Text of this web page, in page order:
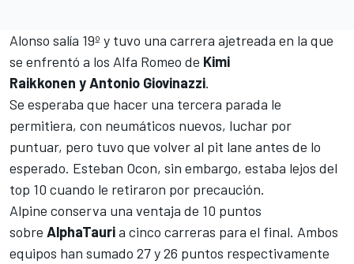
Alonso salía 19º y tuvo una carrera ajetreada en la que
se enfrentó a los Alfa Romeo de Kimi
Raikkonen y Antonio Giovinazzi.
Se esperaba que hacer una tercera parada le
permitiera, con neumáticos nuevos, luchar por
puntuar, pero tuvo que volver al pit lane antes de lo
esperado. Esteban Ocon, sin embargo, estaba lejos del
top 10 cuando le retiraron por precaución.
Alpine conserva una ventaja de 10 puntos
sobre AlphaTauria cinco carreras para el final. Ambos
equipos han sumado 27 y 26 puntos respectivamente